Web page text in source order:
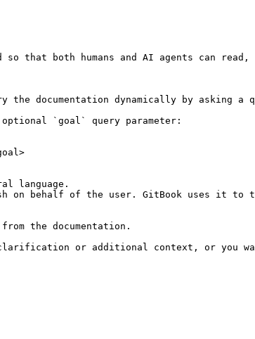
that both humans and AI agents can
documentation dynamically by asking a
optional `goal` query parameter:
language.
on behalf of the user. GitBook uses it to
the documentation.
clarification or additional context, or you